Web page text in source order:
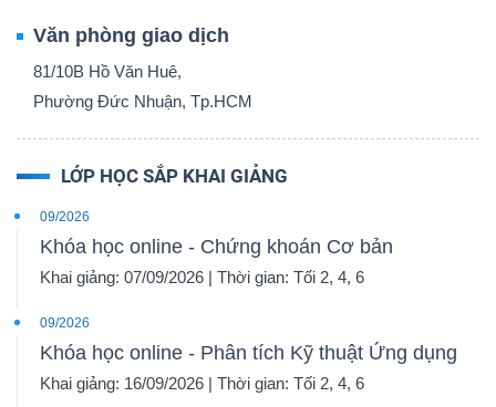
Văn phòng giao dịch
81/10B Hồ Văn Huê,
Phường Đức Nhuận, Tp.HCM
LỚP HỌC SẮP KHAI GIẢNG
09/2026
Khóa học online - Chứng khoán Cơ bản
Khai giảng: 07/09/2026 | Thời gian: Tối 2, 4, 6
09/2026
Khóa học online - Phân tích Kỹ thuật Ứng dụng
Khai giảng: 16/09/2026 | Thời gian: Tối 2, 4, 6